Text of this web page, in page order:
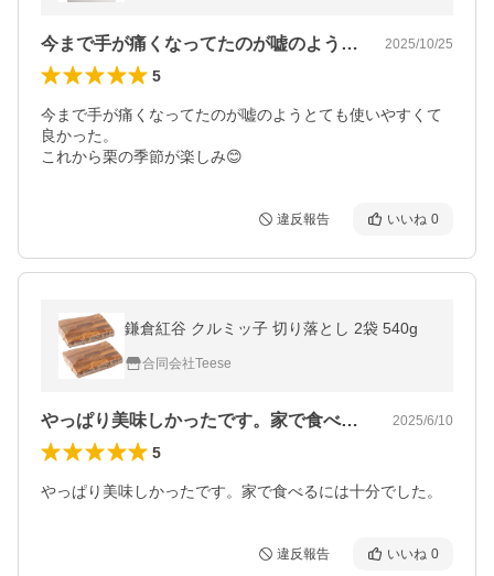
今まで手が痛くなってたのが嘘のようとて… 2025/10/25
5
今まで手が痛くなってたのが嘘のようとても使いやすくて
良かった。
これから栗の季節が楽しみ😊
違反報告 いいね 0
鎌倉紅谷 クルミッ子 切り落とし 2袋 540g
合同会社Teese
やっぱり美味しかったです。家で食べるに… 2025/6/10
5
やっぱり美味しかったです。家で食べるには十分でした。
違反報告 いいね 0